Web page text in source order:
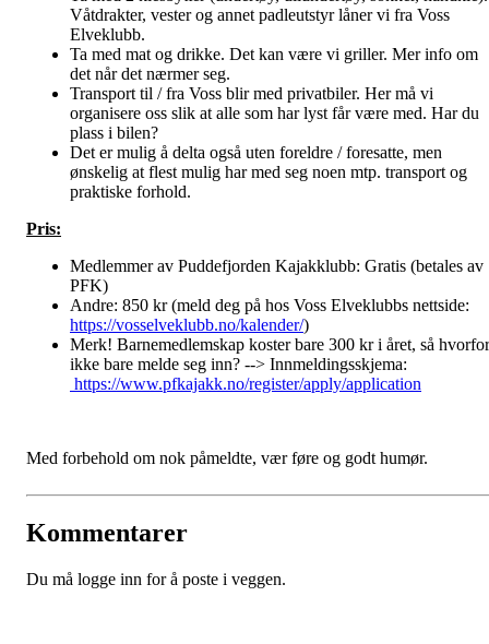
Våtdrakter, vester og annet padleutstyr låner vi fra Voss
Elveklubb.
Ta med mat og drikke. Det kan være vi griller. Mer info om
det når det nærmer seg.
Transport til / fra Voss blir med privatbiler. Her må vi
organisere oss slik at alle som har lyst får være med. Har du
plass i bilen?
Det er mulig å delta også uten foreldre / foresatte, men
ønskelig at flest mulig har med seg noen mtp. transport og
praktiske forhold.
Pris:
Medlemmer av Puddefjorden Kajakklubb: Gratis (betales av
PFK)
Andre: 850 kr (meld deg på hos Voss Elveklubbs nettside:
https://vosselveklubb.no/kalender/)
Merk! Barnemedlemskap koster bare 300 kr i året, så hvorfor
ikke bare melde seg inn? --> Innmeldingsskjema:
https://www.pfkajakk.no/register/apply/application
Med forbehold om nok påmeldte, vær føre og godt humør.
Kommentarer
Du må logge inn for å poste i veggen.